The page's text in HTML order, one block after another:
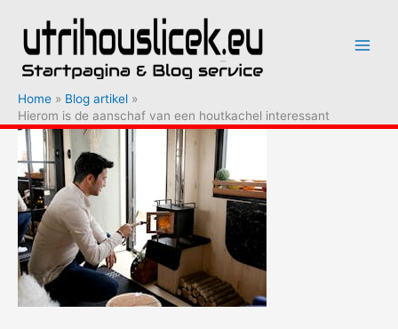
naar
inhoud
Home
Blog artikel
Hierom is de aanschaf van een houtkachel interessant